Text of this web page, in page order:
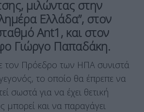
μιλώντας στην
Ελλάδα”, στον
Ant1, και στον
Γιώργο Παπαδάκη.
τον Πρόεδρο των ΗΠΑ συνιστά
το οποίο θα έπρεπε να
σωστά για να έχει θετική
μπορεί και να παραγάγει